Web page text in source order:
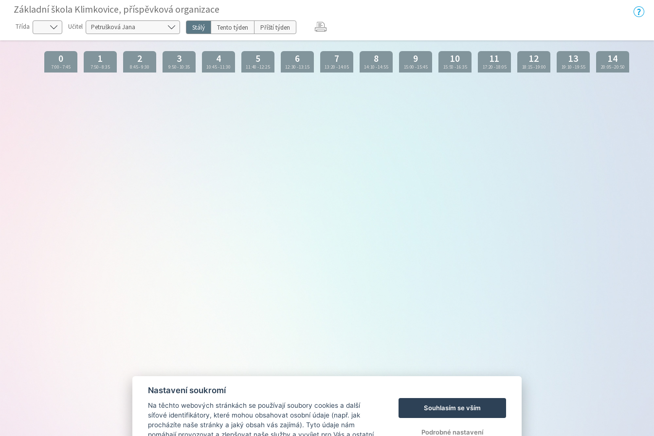
Základní škola Klimkovice, příspěvková organizace
Třída Učitel Stálý Tento týden Příští týden
0
7:00-7:45
1
7:50-8:35
2
8:45-9:30
3
9:50-10:35
4
10:45-11:30
5
11:40 -12:25
6
12:30 -13:15
7
13:20 -14:05
8
14:10 -14:55
9
15:00 -15:45
10
15:50 -16:35
11
17:20 -18:05
12
18:15-19:00
13
19:10 -19:55
14
20:05-20:50
Nastavení soukromí
Na těchto webových stránkách se používají soubory cookies a další
síťové identifikátory, které mohou obsahovat osobní údaje (např. jak
procházíte naše stránky a jaký obsah vás zajímá). Tyto údaje nám
Souhlasím se vším
Podrobné nastavení